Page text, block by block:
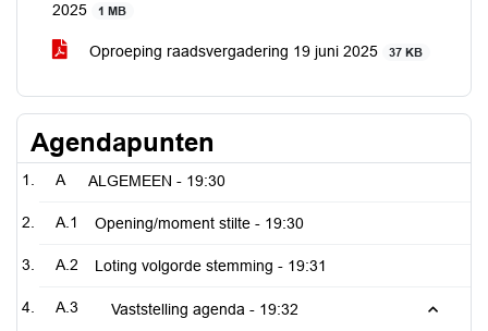
2025
1 MB
Oproeping raadsvergadering 19 juni 2025 37 KB
Agendapunten
A ALGEMEEN - 19:30
A.1 Opening/moment stilte - 19:30
A.2 Loting volgorde stemming - 19:31
A.3 Vaststelling agenda - 19:32